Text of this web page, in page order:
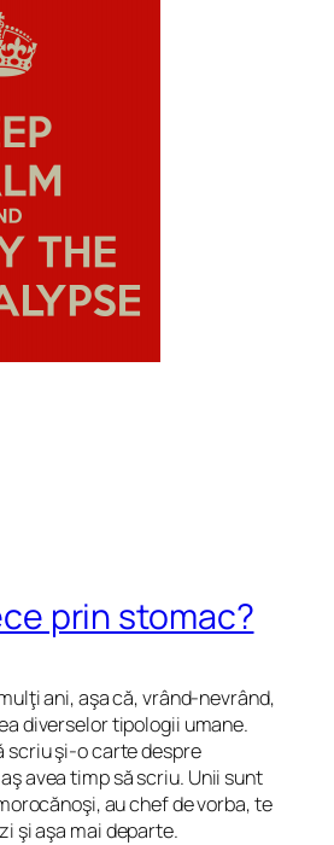
prin stomac?
ani, aşa că, vrând-nevrând,
diverselor tipologii umane.
scriu şi-o carte despre
avea timp să scriu. Unii sunt
au chef de vorba, te
şi aşa mai departe.